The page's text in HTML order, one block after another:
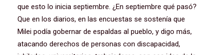
que esto lo inicia septiembre. ¿En septiembre qué pasó?
Que en los diarios, en las encuestas se sostenía que
Milei podía gobernar de espaldas al pueblo, y digo más,
atacando derechos de personas con discapacidad,